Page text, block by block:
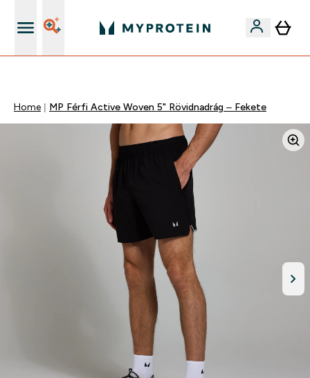
Home MP Férfi Active Woven 5" Rövidnadrág – Fekete